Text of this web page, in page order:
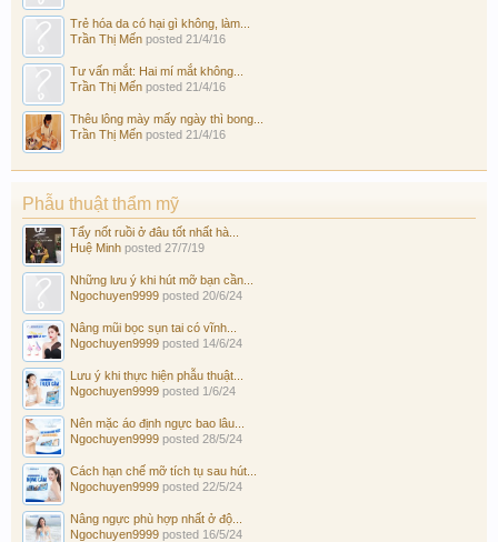
Trẻ hóa da có hại gì không, làm...
Trần Thị Mến posted 21/4/16
Tư vấn mắt: Hai mí mắt không...
Trần Thị Mến posted 21/4/16
Thêu lông mày mấy ngày thì bong...
Trần Thị Mến posted 21/4/16
Phẫu thuật thẩm mỹ
Tẩy nốt ruồi ở đâu tốt nhất hà...
Huệ Minh posted 27/7/19
Những lưu ý khi hút mỡ bạn cần...
Ngochuyen9999 posted 20/6/24
Nâng mũi bọc sụn tai có vĩnh...
Ngochuyen9999 posted 14/6/24
Lưu ý khi thực hiện phẫu thuật...
Ngochuyen9999 posted 1/6/24
Nên mặc áo định ngực bao lâu...
Ngochuyen9999 posted 28/5/24
Cách hạn chế mỡ tích tụ sau hút...
Ngochuyen9999 posted 22/5/24
Nâng ngực phù hợp nhất ở độ...
Ngochuyen9999 posted 16/5/24